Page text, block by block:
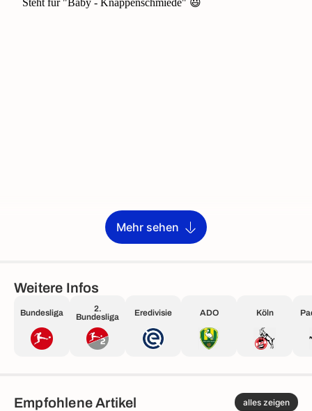
Mehr sehen
Weitere Infos
Bundesliga
2.
Bundesliga
Eredivisie ADO Köln
Empfohlene Artikel alles zeigen